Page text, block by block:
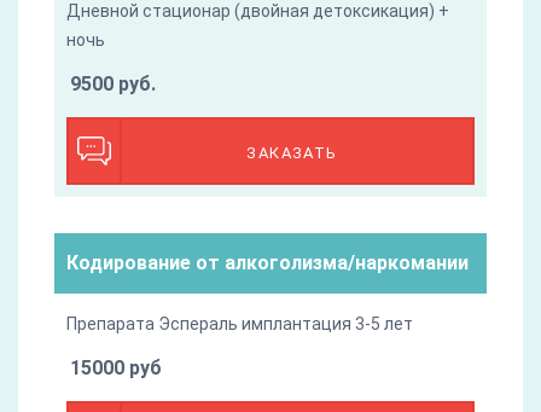
Дневной стационар (двойная детоксикация) +
ночь
ЗАКАЗАТЬ
9500 руб.
Кодирование от алкоголизма/наркомании
Препарата Эспераль имплантация 3-5 лет
15000 руб